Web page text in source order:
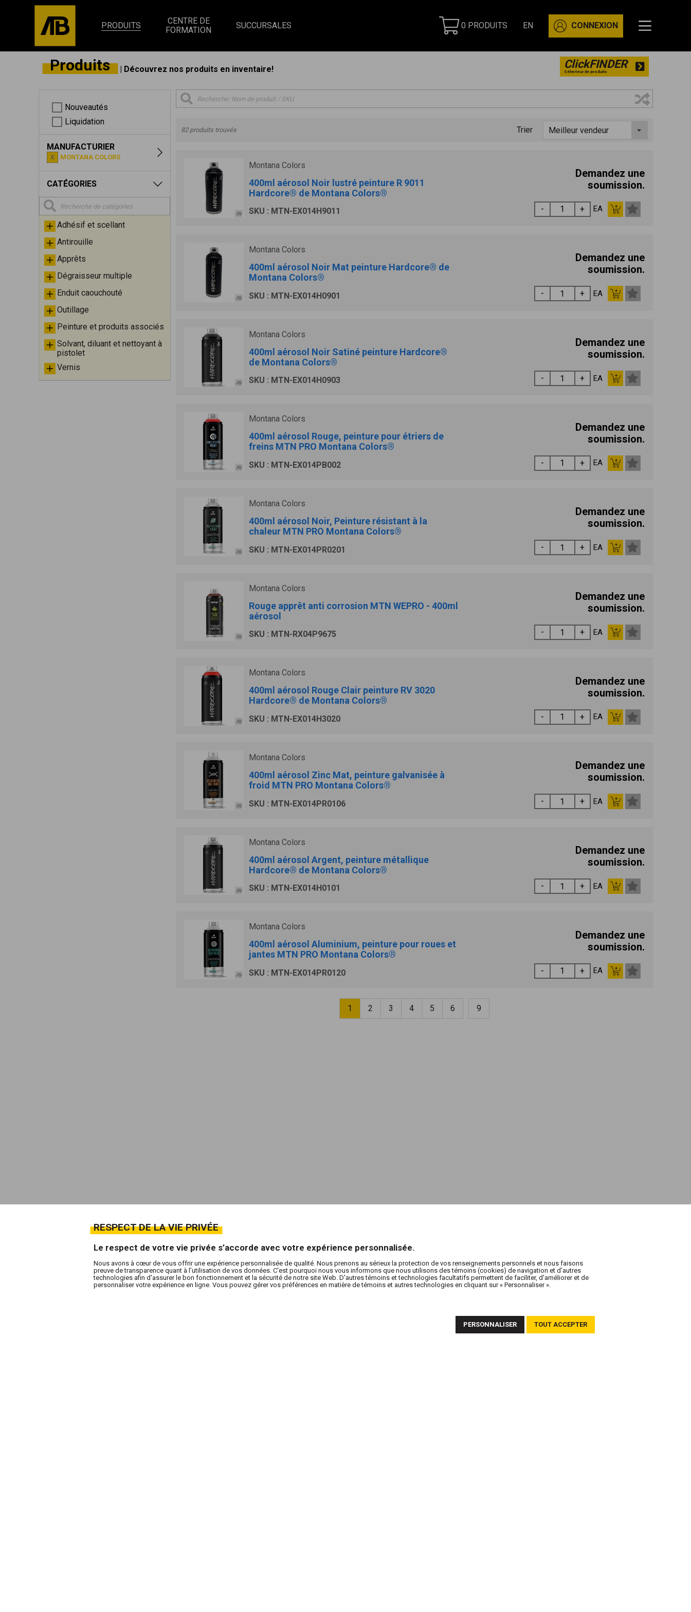
PRODUITS
CENTRE DE
FORMATION
SUCCURSALES 0 PRODUITS EN CONNEXION
Produits | Découvrez nos produits en inventaire! ClickFINDER
Sélecteur de produits
Nouveautés
Liquidation
MANUFACTURIER
MONTANA COLORS
CATÉGORIES
Adhésif et scellant
Antirouille
Apprêts
Dégraisseur multiple
Enduit caouchouté
Outillage
Peinture et produits associés
Solvant, diluant et nettoyant à
pistolet
Vernis
82 produits trouvés Trier
Montana Colors
400ml aérosol Noir lustré peinture R 9011
Hardcore® de Montana Colors®
SKU : MTN-EX014H9011
Demandez une
soumission.
EA
Montana Colors
400ml aérosol Noir Mat peinture Hardcore® de
Montana Colors®
SKU : MTN-EX014H0901
Demandez une
soumission.
EA
Montana Colors
400ml aérosol Noir Satiné peinture Hardcore®
de Montana Colors®
SKU : MTN-EX014H0903
Demandez une
soumission.
EA
Montana Colors
400ml aérosol Rouge, peinture pour étriers de
freins MTN PRO Montana Colors®
SKU : MTN-EX014PB002
Demandez une
soumission.
EA
Montana Colors
400ml aérosol Noir, Peinture résistant à la
chaleur MTN PRO Montana Colors®
SKU : MTN-EX014PR0201
Demandez une
soumission.
EA
Montana Colors
Rouge apprêt anti corrosion MTN WEPRO - 400ml
aérosol
SKU : MTN-RX04P9675
Demandez une
soumission.
EA
Montana Colors
400ml aérosol Rouge Clair peinture RV 3020
Hardcore® de Montana Colors®
SKU : MTN-EX014H3020
Demandez une
soumission.
EA
Montana Colors
400ml aérosol Zinc Mat, peinture galvanisée à
froid MTN PRO Montana Colors®
SKU : MTN-EX014PR0106
Demandez une
soumission.
EA
Montana Colors
400ml aérosol Argent, peinture métallique
Hardcore® de Montana Colors®
SKU : MTN-EX014H0101
Demandez une
soumission.
EA
Montana Colors
400ml aérosol Aluminium, peinture pour roues et
jantes MTN PRO Montana Colors®
SKU : MTN-EX014PR0120
Demandez une
soumission.
EA
1 2 3 4 5 6 9
RESPECT DE LA VIE PRIVÉE
Le respect de votre vie privée s’accorde avec votre expérience personnalisée.
Nous avons à cœur de vous offrir une expérience personnalisée de qualité. Nous prenons au sérieux la protection de vos renseignements personnels et nous faisons
preuve de transparence quant à l’utilisation de vos données. C'est pourquoi nous vous informons que nous utilisons des témoins (cookies) de navigation et d’autres
technologies afin d'assurer le bon fonctionnement et la sécurité de notre site Web. D'autres témoins et technologies facultatifs permettent de faciliter, d'améliorer et de
personnaliser votre expérience en ligne. Vous pouvez gérer vos préférences en matière de témoins et autres technologies en cliquant sur « Personnaliser ».